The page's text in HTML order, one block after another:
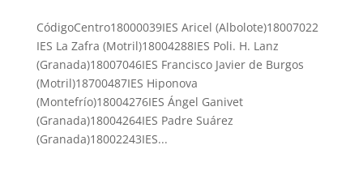
CódigoCentro18000039IES Aricel (Albolote)18007022
IES La Zafra (Motril)18004288IES Poli. H. Lanz
(Granada)18007046IES Francisco Javier de Burgos
(Motril)18700487IES Hiponova
(Montefrío)18004276IES Ángel Ganivet
(Granada)18004264IES Padre Suárez
(Granada)18002243IES...